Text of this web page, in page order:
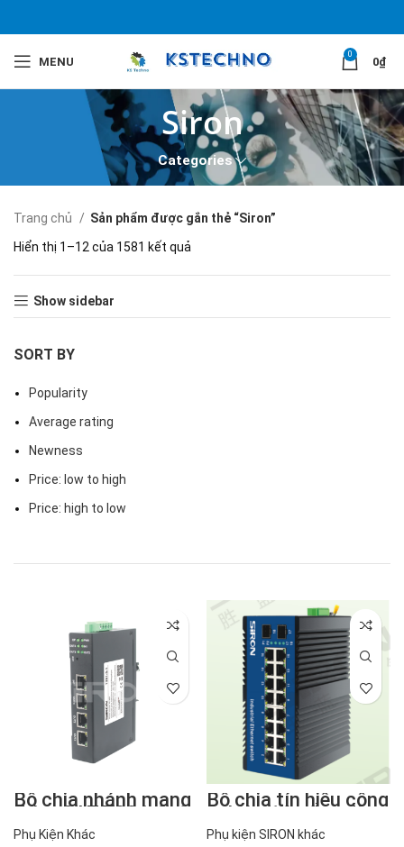
MENU
0
0₫
Siron
Categories
Trang chủ
Sản phẩm được gắn thẻ “Siron”
Hiển thị 1–12 của 1581 kết quả
Show sidebar
SORT BY
Popularity
Average rating
Newness
Price: low to high
Price: high to low
Bộ chia nhánh mạng
EtherCAT T391-3-1
Phụ Kiện Khác
Bộ chia tín hiệu công
nghiệp 16 cổng dòng
T380-14
Phụ kiện SIRON khác